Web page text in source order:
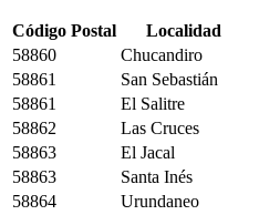
Código Postal
Localidad
58860
Chucandiro
58861
San Sebastián
58861
El Salitre
58862
Las Cruces
58863
El Jacal
58863
Santa Inés
58864
Urundaneo